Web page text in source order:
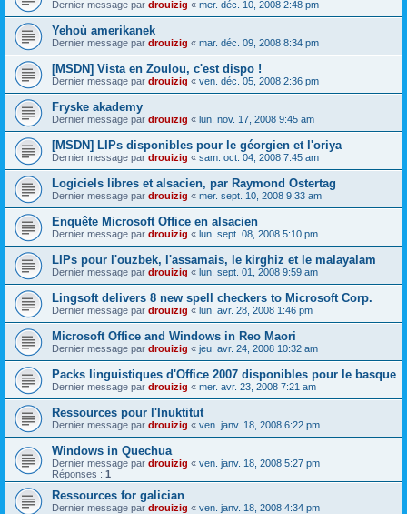
Dernier message par drouizig « mer. déc. 10, 2008 2:48 pm
Yehoù amerikanek
Dernier message par drouizig « mar. déc. 09, 2008 8:34 pm
[MSDN] Vista en Zoulou, c'est dispo !
Dernier message par drouizig « ven. déc. 05, 2008 2:36 pm
Fryske akademy
Dernier message par drouizig « lun. nov. 17, 2008 9:45 am
[MSDN] LIPs disponibles pour le géorgien et l'oriya
Dernier message par drouizig « sam. oct. 04, 2008 7:45 am
Logiciels libres et alsacien, par Raymond Ostertag
Dernier message par drouizig « mer. sept. 10, 2008 9:33 am
Enquête Microsoft Office en alsacien
Dernier message par drouizig « lun. sept. 08, 2008 5:10 pm
LIPs pour l'ouzbek, l'assamais, le kirghiz et le malayalam
Dernier message par drouizig « lun. sept. 01, 2008 9:59 am
Lingsoft delivers 8 new spell checkers to Microsoft Corp.
Dernier message par drouizig « lun. avr. 28, 2008 1:46 pm
Microsoft Office and Windows in Reo Maori
Dernier message par drouizig « jeu. avr. 24, 2008 10:32 am
Packs linguistiques d'Office 2007 disponibles pour le basque
Dernier message par drouizig « mer. avr. 23, 2008 7:21 am
Ressources pour l'Inuktitut
Dernier message par drouizig « ven. janv. 18, 2008 6:22 pm
Windows in Quechua
Dernier message par drouizig « ven. janv. 18, 2008 5:27 pm
Réponses : 1
Ressources for galician
Dernier message par drouizig « ven. janv. 18, 2008 4:34 pm